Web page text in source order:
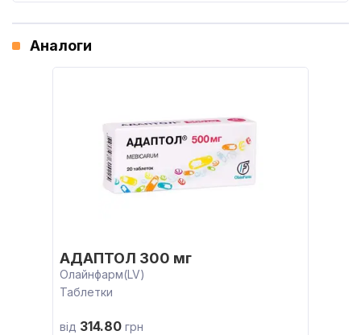
Аналоги
АДАПТОЛ 300 мг
Олайнфарм(LV)
Таблетки
від 314.80 грн